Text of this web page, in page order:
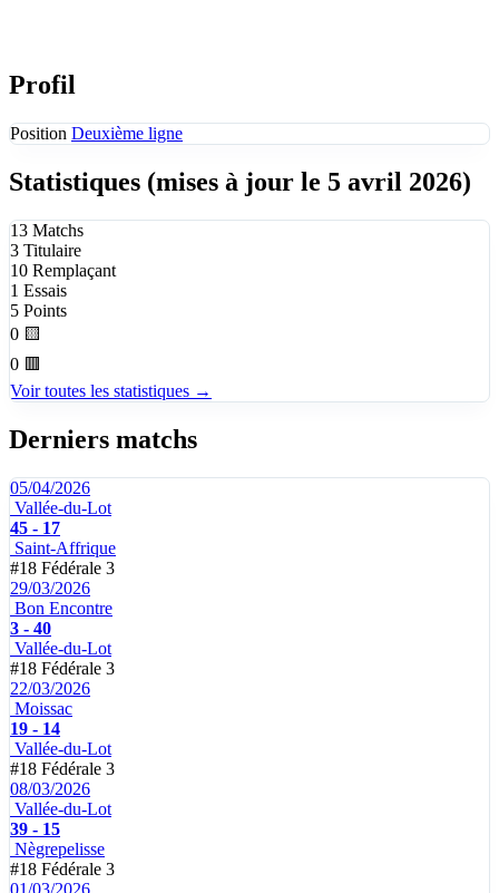
Profil
Position Deuxième ligne
Statistiques (mises à jour le 5 avril 2026)
13 Matchs
3 Titulaire
10 Remplaçant
1 Essais
5 Points
0 🟨
0 🟥
Voir toutes les statistiques →
Derniers matchs
05/04/2026
Vallée-du-Lot
45 - 17
Saint-Affrique
#18 Fédérale 3
29/03/2026
Bon Encontre
3 - 40
Vallée-du-Lot
#18 Fédérale 3
22/03/2026
Moissac
19 - 14
Vallée-du-Lot
#18 Fédérale 3
08/03/2026
Vallée-du-Lot
39 - 15
Nègrepelisse
#18 Fédérale 3
01/03/2026